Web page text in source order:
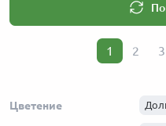
1 2 3
Цветение